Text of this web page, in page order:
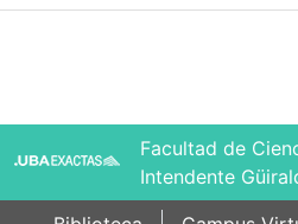
Facultad de
Intendente